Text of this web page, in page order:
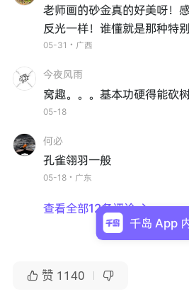
老师画的砂金真的好美呀！
反光一样！谁懂就是那种特
05-31・广西
今夜风雨
窝趣。。。基本功硬得能砍
05-18
何必
孔雀翎羽一般
05-18・广东
查看全部12条评论 
 赞 1140 
千岛 App